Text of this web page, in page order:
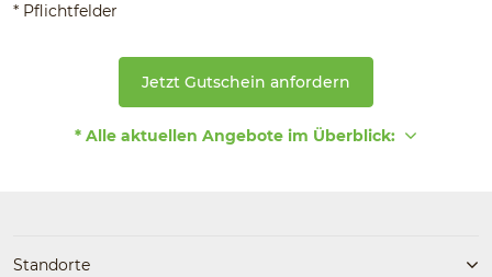
* Pflichtfelder
Jetzt Gutschein anfordern
* Alle aktuellen Angebote im Überblick:
Standorte